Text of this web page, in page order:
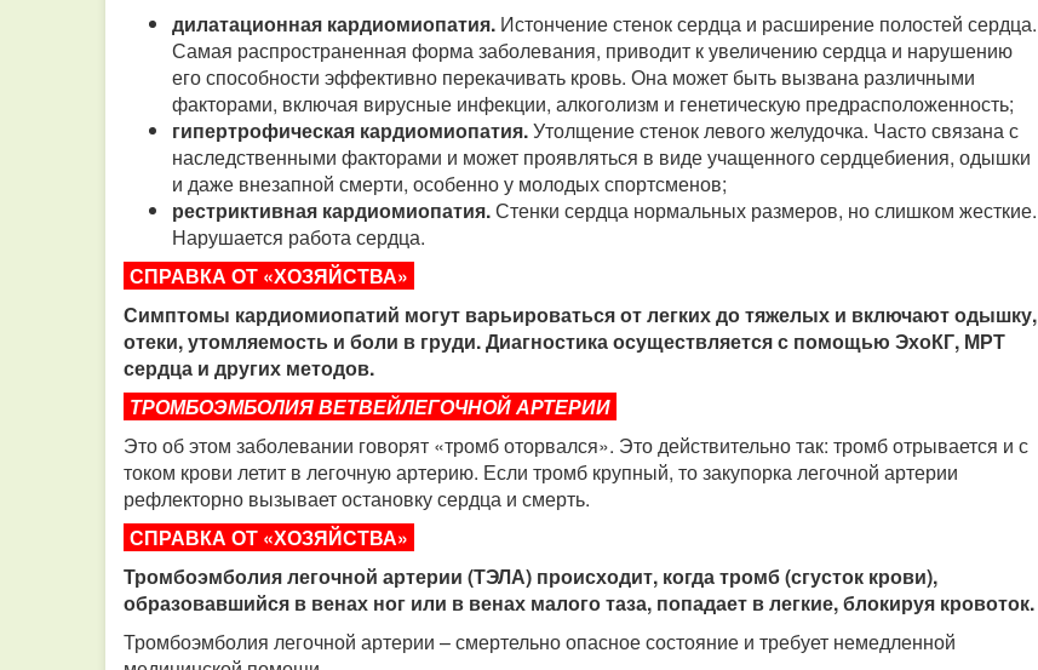
дилатационная кардиомиопатия. Истончение стенок сердца и расширение полостей сердца.
Самая распространенная форма заболевания, приводит к увеличению сердца и нарушению
его способности эффективно перекачивать кровь. Она может быть вызвана различными
факторами, включая вирусные инфекции, алкоголизм и генетическую предрасположенность;
гипертрофическая кардиомиопатия.Утолщение стенок левого желудочка. Часто связана с
наследственными факторами и может проявляться в виде учащенного сердцебиения, одышки
и даже внезапной смерти, особенно у молодых спортсменов;
рестриктивная кардиомиопатия.Стенки сердца нормальных размеров, но слишком жесткие.
Нарушается работа сердца.
СПРАВКА ОТ «ХОЗЯЙСТВА»
Симптомы кардиомиопатий могут варьироваться от легких до тяжелых и включают одышку,
отеки, утомляемость и боли в груди. Диагностика осуществляется с помощью ЭхоКГ, МРТ
сердца и других методов.
ТРОМБОЭМБОЛИЯ ВЕТВЕЙЛЕГОЧНОЙ АРТЕРИИ
Это об этом заболевании говорят «тромб оторвался». Это действительно так: тромб отрывается и с
током крови летит в легочную артерию. Если тромб крупный, то закупорка легочной артерии
рефлекторно вызывает остановку сердца и смерть.
СПРАВКА ОТ «ХОЗЯЙСТВА»
Тромбоэмболия легочной артерии (ТЭЛА) происходит, когда тромб (сгусток крови),
образовавшийся в венах ног или в венах малого таза, попадает в легкие, блокируя кровоток.
Тромбоэмболия легочной артерии – смертельно опасное состояние и требует немедленной